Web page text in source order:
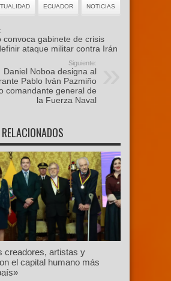
ECUADOR NOTICIAS
convoca gabinete de crisis
ataque militar contra Irán
Siguiente:
Daniel Noboa designa al
Pablo Iván Pazmiño
comandante general de
la Fuerza Naval
creadores, artistas y
el capital humano más